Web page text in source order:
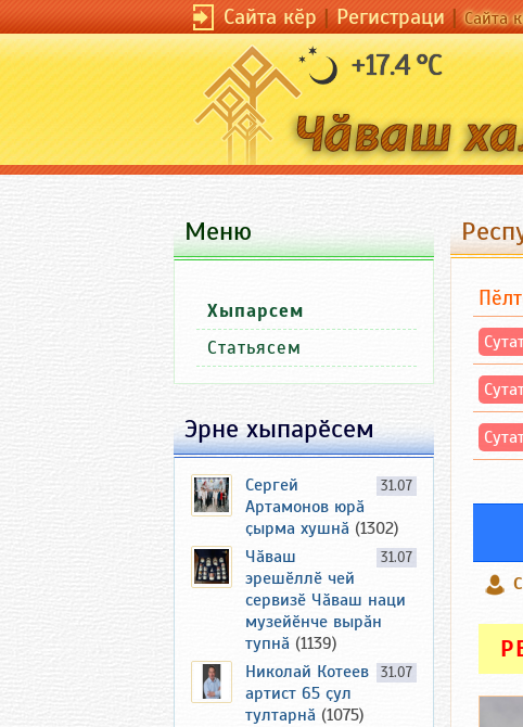
Сайта кӗр|Регистраци|Сайта
+17.4 °C
Меню
Хыпарсем
Статьясем
Эрне хыпарӗсем
31.07
Сергей
Артамонов юрӑ
ҫырма хушнӑ (1302)
31.07
Чӑваш
эрешӗллӗ чей
сервизӗ Чӑваш наци
музейӗнче вырӑн
тупнӑ (1139)
31.07
Николай Котеев
артист 65 ҫул
тултарнӑ (1075)